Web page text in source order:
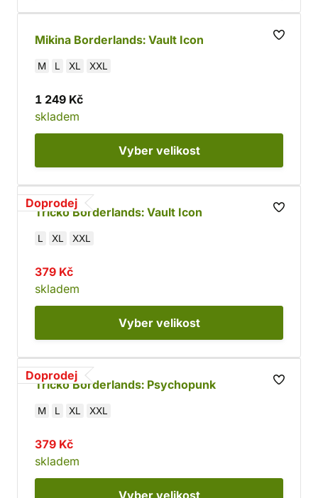
Mikina Borderlands: Vault Icon
M L XL XXL
1 249 Kč
skladem
Vyber velikost
Doprodej
Tričko Borderlands: Vault Icon
L XL XXL
379 Kč
skladem
Vyber velikost
Doprodej
Tričko Borderlands: Psychopunk
M L XL XXL
379 Kč
skladem
Vyber velikost